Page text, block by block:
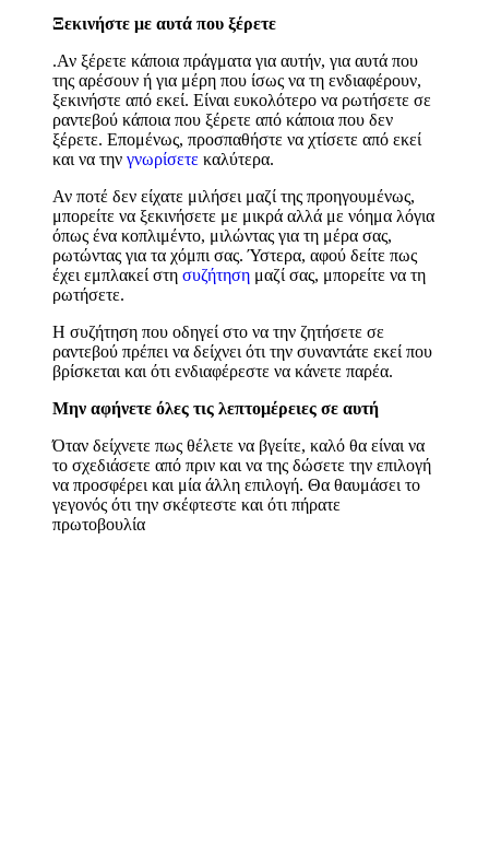
Ξεκινήστε με αυτά που ξέρετε
.Αν ξέρετε κάποια πράγματα για αυτήν, για αυτά που
της αρέσουν ή για μέρη που ίσως να τη ενδιαφέρουν,
ξεκινήστε από εκεί. Είναι ευκολότερο να ρωτήσετε σε
ραντεβού κάποια που ξέρετε από κάποια που δεν
ξέρετε. Επομένως, προσπαθήστε να χτίσετε από εκεί
και να την γνωρίσετε καλύτερα.
Αν ποτέ δεν είχατε μιλήσει μαζί της προηγουμένως,
μπορείτε να ξεκινήσετε με μικρά αλλά με νόημα λόγια
όπως ένα κοπλιμέντο, μιλώντας για τη μέρα σας,
ρωτώντας για τα χόμπι σας. Ύστερα, αφού δείτε πως
έχει εμπλακεί στη συζήτηση μαζί σας, μπορείτε να τη
ρωτήσετε.
Η συζήτηση που οδηγεί στο να την ζητήσετε σε
ραντεβού πρέπει να δείχνει ότι την συναντάτε εκεί που
βρίσκεται και ότι ενδιαφέρεστε να κάνετε παρέα.
Μην αφήνετε όλες τις λεπτομέρειες σε αυτή
Όταν δείχνετε πως θέλετε να βγείτε, καλό θα είναι να
το σχεδιάσετε από πριν και να της δώσετε την επιλογή
να προσφέρει και μία άλλη επιλογή. Θα θαυμάσει το
γεγονός ότι την σκέφτεστε και ότι πήρατε
πρωτοβουλία